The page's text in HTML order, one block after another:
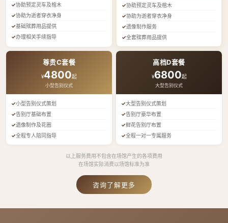
协助预定灵车及棺木
协助为逝者穿衣净身
基础殡葬用品提供
办理相关手续指导
协助预定灵车及棺木
协助为逝者穿衣净身
遗像制作服务
全套殡葬用品提供
尊贵C套餐
¥4800起
小型告别仪式
小型告别仪式策划
告别厅基础布置
遗像制作及花圈
全程专人陪同指导
高档D套餐
¥6800起
大型告别仪式
大型告别仪式策划
告别厅豪华布置
鲜花告别厅布置
全程一对一专属服务
以上服务费用不包含在场馆产生的各项费用
在场馆实际消费以场馆标准为准
咨询了解更多